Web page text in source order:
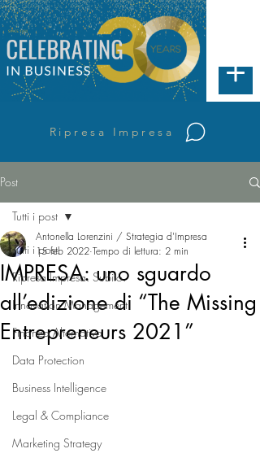
Ripresa Impresa
Post
Tutti i post
Ripresa Impresa. Subito.
Innovation Management
Finanza Alternativa
Data Protection
Business Intelligence
Legal & Compliance
Marketing Strategy
Tutti i post
IMPRESA: uno sguardo
all’edizione di “The Missing
Entrepreneurs 2021”
Antonella Lorenzini / Strategia d'Impresa
15 feb 2022 Tempo di lettura: 2 min